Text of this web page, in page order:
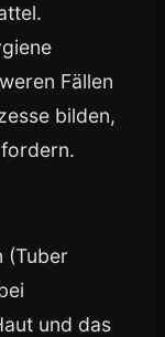
Fällen
bilden,
(Tuber
und das